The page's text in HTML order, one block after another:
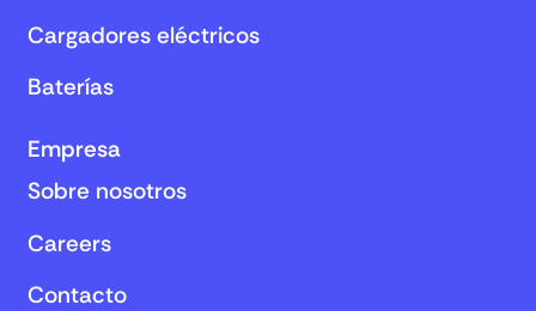
Cargadores eléctricos
Baterías
Empresa
Sobre nosotros
Careers
Contacto